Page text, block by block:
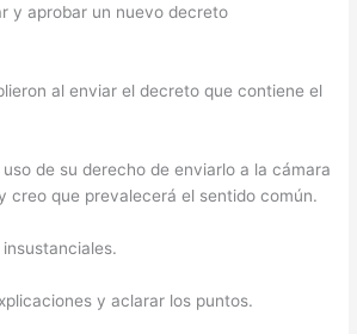
y aprobar un nuevo decreto
al enviar el decreto que contiene el
de su derecho de enviarlo a la cámara
creo que prevalecerá el sentido común.
y aclarar los puntos.